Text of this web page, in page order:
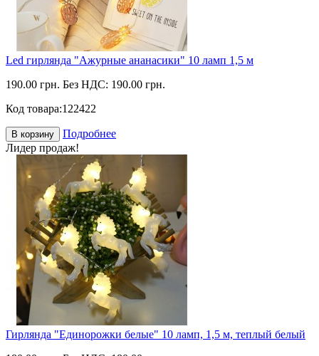
Led гирлянда "Ажурные ананасики" 10 ламп 1,5 м
190.00 грн. Без НДС: 190.00 грн.
Код товара:122422
В корзину
Подробнее
Лидер продаж!
Гирлянда "Единорожки белые" 10 ламп, 1,5 м, теплый белый